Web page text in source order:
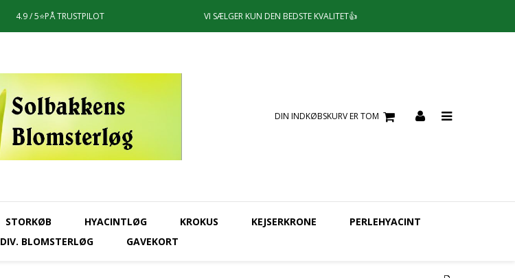
4.9 / 5⭐️PÅ TRUSTPILOT VI SÆLGER KUN DEN BEDSTE KVALITET👍
DIN INDKØBSKURV ER TOM
STORKØB HYACINTLØG KROKUS KEJSERKRONE
PERLEHYACINT
DIV. BLOMSTERLØG GAVEKORT